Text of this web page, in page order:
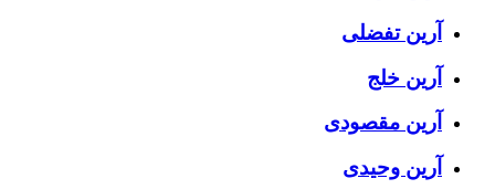
آرین تفضلی
آرین خلج
آرین مقصودی
آرین وحیدی